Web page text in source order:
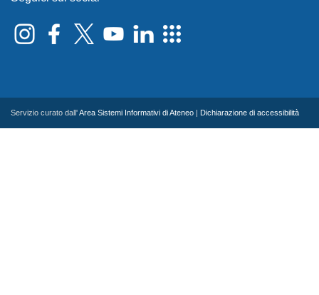
Servizio curato dall'Area Sistemi Informativi di Ateneo Dichiarazione di accessibilità